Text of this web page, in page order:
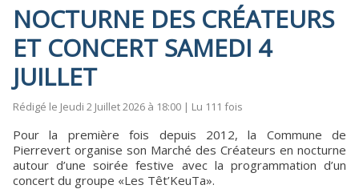
NOCTURNE DES CRÉATEURS
ET CONCERT SAMEDI 4
JUILLET
Rédigé le Jeudi 2 Juillet 2026 à 18:00 | Lu 111 fois
Pour la première fois depuis 2012, la Commune de
Pierrevert organise son Marché des Créateurs en nocturne
autour d’une soirée festive avec la programmation d’un
concert du groupe «Les Têt’KeuTa».